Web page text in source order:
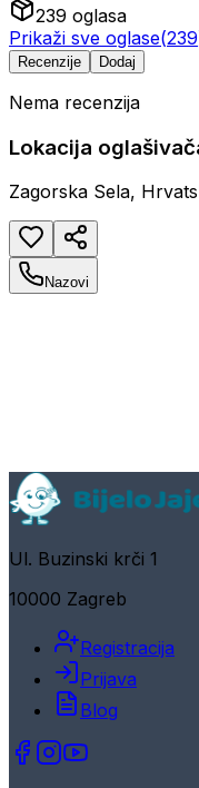
239 oglasa
Prikaži sve oglase(239
Recenzije Dodaj
Nema recenzija
Lokacija
Zagorska Sela,
Nazovi
Ul. Buzinski krči 1
10000 Zagreb
Registracija
Prijava
Blog